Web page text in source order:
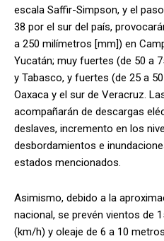
escala Saffir-Simpson, y el
38 por el sur del país,
a 250 milímetros [mm]) en
Yucatán; muy fuertes (de 50 a
y Tabasco, y fuertes (de 25 a
Oaxaca y el sur de Veracruz.
acompañarán de descargas
deslaves, incremento en los
desbordamientos e
estados mencionados.
Asimismo, debido a la
nacional, se prevén vientos de
(km/h) y oleaje de 6 a 10